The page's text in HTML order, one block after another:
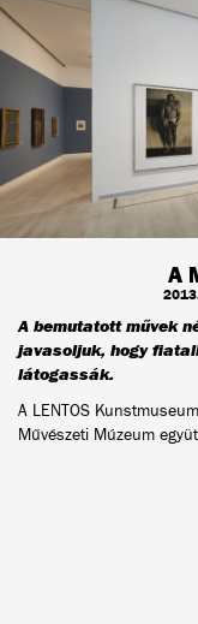
A
A bemutatott művek
javasoljuk, hogy
látogassák.
A LENTOS
Művészeti Múzeum